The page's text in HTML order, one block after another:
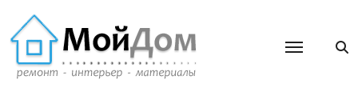
содержанию